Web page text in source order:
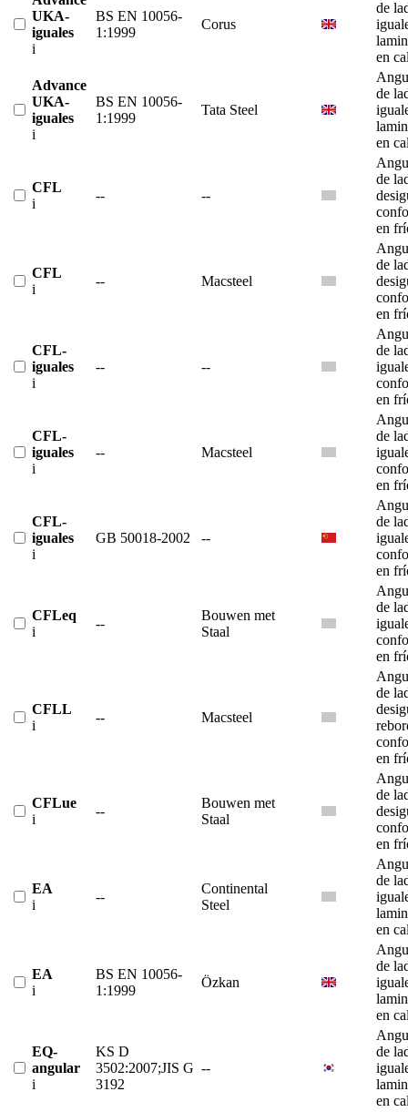
UKA-
iguales
i
BS EN 10056-
1:1999
Corus
de
en
Advance
UKA-
iguales
i
BS EN 10056-
1:1999
Tata Steel
de
en
CFL
i
-- --
de
en
CFL
i
-- Macsteel
de
en
CFL-
iguales
i
-- --
de
en
CFL-
iguales
i
-- Macsteel
de
en
CFL-
iguales
i
GB 50018-2002 --
de
en
CFLeq
i
--
Bouwen met
Staal
de
en
CFLL
i
-- Macsteel
de
en
CFLue
i
--
Bouwen met
Staal
de
en
EA
i
--
Continental
Steel
de
en
EA
i
BS EN 10056-
1:1999
Özkan
de
en
EQ-
angular
i
KS D
3502:2007;JIS G
3192
--
de
en